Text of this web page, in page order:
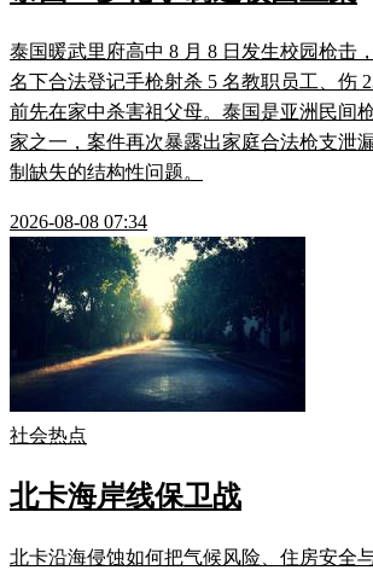
泰国暖武里府高中 8 月 8 日发生校园枪击
名下合法登记手枪射杀 5 名教职员工、伤
前先在家中杀害祖父母。泰国是亚洲民间
家之一，案件再次暴露出家庭合法枪支泄
制缺失的结构性问题。
2026-08-08 07:34
社会热点
北卡海岸线保卫战
北卡沿海侵蚀如何把气候风险、住房安全